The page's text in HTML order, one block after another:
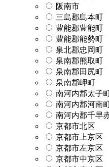
阪南市
三島郡島本町
豊能郡豊能町
豊能郡能勢町
泉北郡忠岡町
泉南郡熊取町
泉南郡田尻町
泉南郡岬町
南河内郡太子
南河内郡河南
南河内郡千早
京都市北区
京都市上京区
京都市左京区
京都市中京区